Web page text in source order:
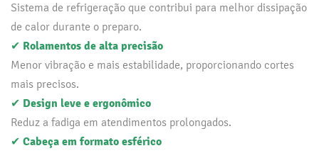
Sistema de refrigeração que contribui para melhor dissipação
de calor durante o preparo.
✔ Rolamentos de alta precisão
Menor vibração e mais estabilidade, proporcionando cortes
mais precisos.
✔ Design leve e ergonômico
Reduz a fadiga em atendimentos prolongados.
✔ Cabeça em formato esférico